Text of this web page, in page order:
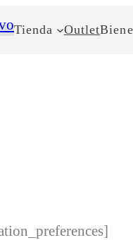
Tienda Outlet